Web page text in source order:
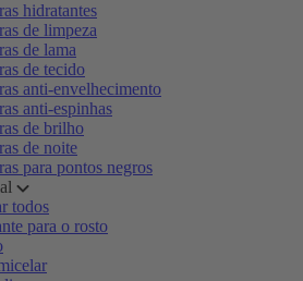
hidratantes
de limpeza
de lama
de tecido
anti-envelhecimento
anti-espinhas
de brilho
de noite
para pontos negros
todos
para o rosto